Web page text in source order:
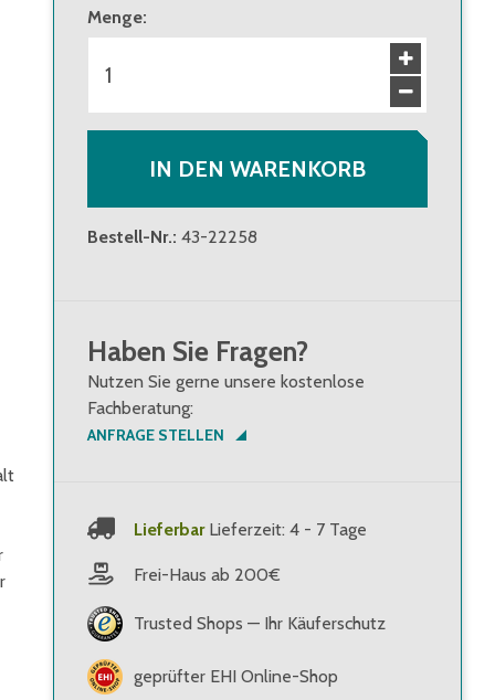
ab 120 Stück
Menge:
IN DEN WARENKORB
Bestell-Nr.: 43-22258
Haben Sie Fragen?
Nutzen Sie gerne unsere kostenlose
Fachberatung:
ANFRAGE STELLEN
Lieferbar Lieferzeit: 4 - 7 Tage
Frei-Haus ab 200€
Trusted Shops — Ihr Käuferschutz
geprüfter EHI Online-Shop